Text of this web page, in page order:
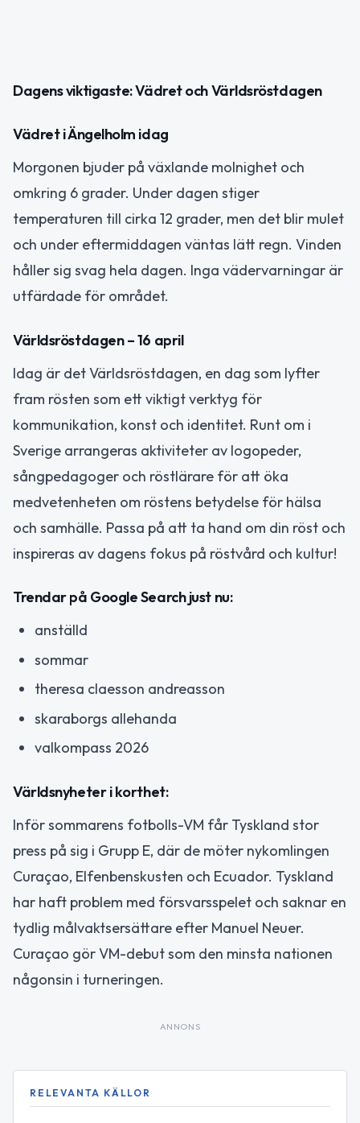
Dagens viktigaste: Vädret och Världsröstdagen
Vädret i Ängelholm idag
Morgonen bjuder på växlande molnighet och
omkring 6 grader. Under dagen stiger
temperaturen till cirka 12 grader, men det blir mulet
och under eftermiddagen väntas lätt regn. Vinden
håller sig svag hela dagen. Inga vädervarningar är
utfärdade för området.
Världsröstdagen – 16 april
Idag är det Världsröstdagen, en dag som lyfter
fram rösten som ett viktigt verktyg för
kommunikation, konst och identitet. Runt om i
Sverige arrangeras aktiviteter av logopeder,
sångpedagoger och röstlärare för att öka
medvetenheten om röstens betydelse för hälsa
och samhälle. Passa på att ta hand om din röst och
inspireras av dagens fokus på röstvård och kultur!
Trendar på Google Search just nu:
anställd
sommar
theresa claesson andreasson
skaraborgs allehanda
valkompass 2026
Världsnyheter i korthet:
Inför sommarens fotbolls-VM får Tyskland stor
press på sig i Grupp E, där de möter nykomlingen
Curaçao, Elfenbenskusten och Ecuador. Tyskland
har haft problem med försvarsspelet och saknar en
tydlig målvaktsersättare efter Manuel Neuer.
Curaçao gör VM-debut som den minsta nationen
någonsin i turneringen.
ANNONS
RELEVANTA KÄLLOR